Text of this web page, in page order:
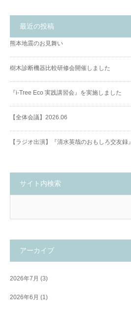
最近の投稿
熊本地震のお見舞い
樹木診断機器比較研修会開催しました
『i-Tree Eco 実践講習会』を実施しました
【全体会議】2026.06
【ラジオ出演】『清水英哉のおもしろ交友録』
サイト内検索
アーカイブ
2026年7月 (3)
2026年6月 (1)